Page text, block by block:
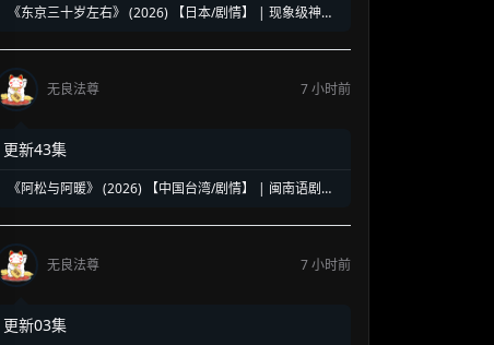
《东京三十岁左右》 (2026) 【日本/剧情】 | 现象级神剧
无良法尊 7 小时前
更新43集
《阿松与阿暖》 (2026) 【中国台湾/剧情】 | 闽南语剧视
无良法尊 7 小时前
更新03集